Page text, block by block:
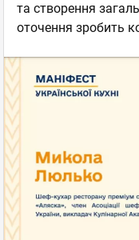
та створення
оточення зробить